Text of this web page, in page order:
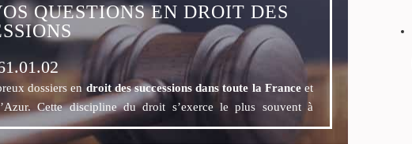
QUESTIONS EN DROIT DES
dossiers en droit des successions dans toute la Franceet
Cette discipline du droit s’exerce le plus souvent à